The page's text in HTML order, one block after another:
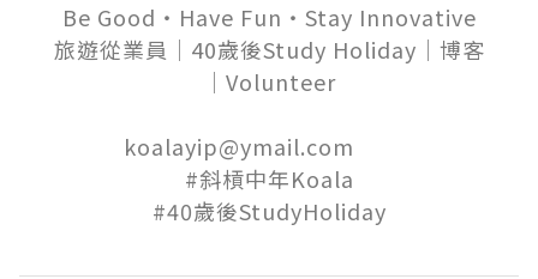
Be Good‧Have Fun‧Stay Innovative
旅遊從業員│40歲後Study Holiday│博客
│Volunteer
koalayip@ymail.com
#斜槓中年Koala